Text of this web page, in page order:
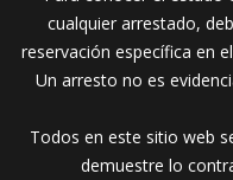
cualquier arrestado,
reservación específica en
Un arresto no es
Todos en este sitio web
demuestre lo